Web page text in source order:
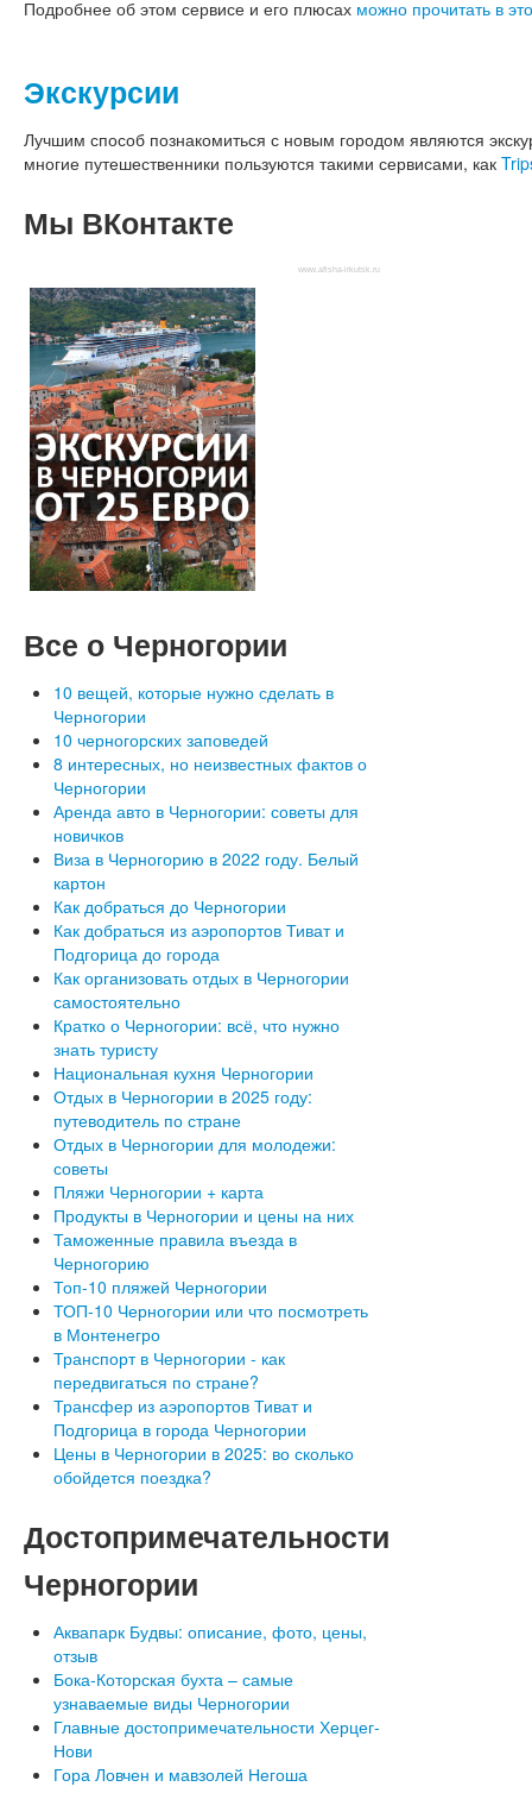
Подробнее об этом сервисе и его плюсах можно прочитать в
Экскурсии
Лучшим способ познакомиться с новым городом являются
многие путешественники пользуются такими сервисами, как
Мы ВКонтакте
www.afisha-irkutsk.ru
Все о Черногории
10 вещей, которые нужно сделать в
Черногории
10 черногорских заповедей
8 интересных, но неизвестных фактов о
Черногории
Аренда авто в Черногории: советы для
новичков
Виза в Черногорию в 2022 году. Белый
картон
Как добраться до Черногории
Как добраться из аэропортов Тиват и
Подгорица до города
Как организовать отдых в Черногории
самостоятельно
Кратко о Черногории: всё, что нужно
знать туристу
Национальная кухня Черногории
Отдых в Черногории в 2025 году:
путеводитель по стране
Отдых в Черногории для молодежи:
советы
Пляжи Черногории + карта
Продукты в Черногории и цены на них
Таможенные правила въезда в
Черногорию
Топ-10 пляжей Черногории
ТОП-10 Черногории или что посмотреть
в Монтенегро
Транспорт в Черногории - как
передвигаться по стране?
Трансфер из аэропортов Тиват и
Подгорица в города Черногории
Цены в Черногории в 2025: во сколько
обойдется поездка?
Достопримечательности
Черногории
Аквапарк Будвы: описание, фото, цены,
отзыв
Бока-Которская бухта – самые
узнаваемые виды Черногории
Главные достопримечательности Херцег-
Нови
Гора Ловчен и мавзолей Негоша